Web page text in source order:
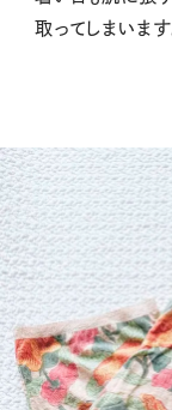
取ってしまいます